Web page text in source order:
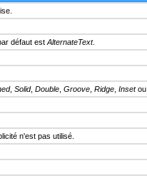
défaut est AlternateText.
, Solid, Double Groove Ridge Insetou
n'est pas utilisé.